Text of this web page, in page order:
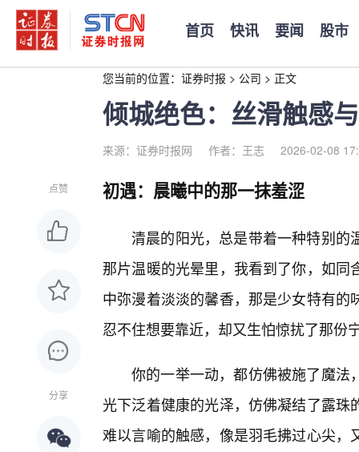
首页 快讯 要闻 股市
您当前的位置： 证券时报 > 公司 > 正文
倾城绝色：丝滑触感
来源：证券时报网 作者：王志 2026-02-08
点赞
分享
初遇：晨曦中的那一抹羞涩
清晨的阳光，总是带着一种特别的
那片温暖的光晕里，我看到了你，如
中弥漫着淡淡的馨香，那是少女特有
忍不住想要靠近，却又生怕惊扰了那份
你的一举一动，都仿佛被施了魔法
光下泛着健康的光泽，仿佛凝结了露
难以言喻的触感，像是羽毛拂过心尖